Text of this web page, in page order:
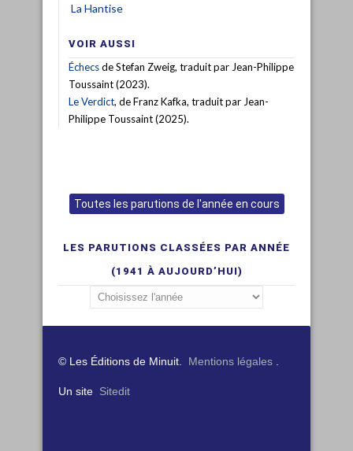
La Hantise
VOIR AUSSI
Échecsde Stefan Zweig, traduit par Jean-Philippe
Toussaint (2023).
Le Verdict, de Franz Kafka, traduit par Jean-
Philippe Toussaint (2025).
Toutes les parutions de l'année en cours
LES PARUTIONS CLASSÉES PAR ANNÉE
(1941 À AUJOURD’HUI)
© Les Éditions de Minuit. Mentions légales
Un site Sitedit